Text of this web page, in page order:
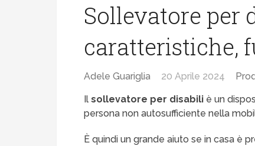
Sollevatore per
caratteristiche,
Adele Guariglia 20 Aprile 2024
Ilsollevatore per disabili è un
persona non autosufficiente nella
È quindi un grande aiuto se in casa è